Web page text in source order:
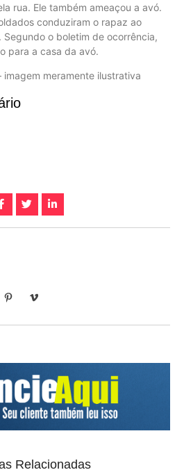
rua. Ele também ameaçou a avó.
conduziram o rapaz ao
o boletim de ocorrência,
para a casa da avó.
imagem meramente ilustrativa
Relacionadas